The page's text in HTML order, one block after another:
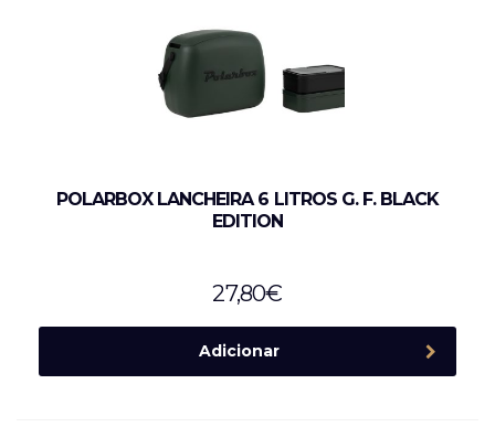
POLARBOX LANCHEIRA 6 LITROS G. F. BLACK
EDITION
27,80€
Adicionar